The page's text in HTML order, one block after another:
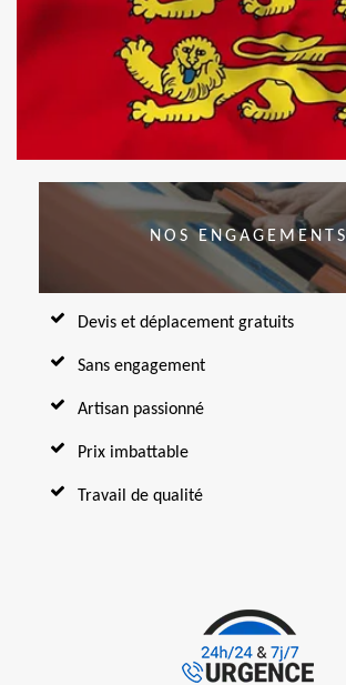
NOS ENGAGEMENTS
Devis et déplacement gratuits
Sans engagement
Artisan passionné
Prix imbattable
Travail de qualité